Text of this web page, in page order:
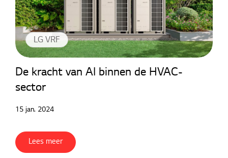
LG VRF
De kracht van AI binnen de HVAC-
sector
15 jan. 2024
Lees meer